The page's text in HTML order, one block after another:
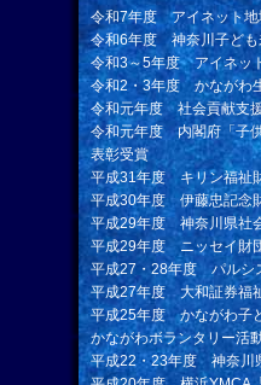
令和7年度 アイネット地
令和6年度 神奈川子ども
令和3～5年度 アイネッ
令和2・3年度 かながわ
令和元年度 社会貢献支
令和元年度 内閣府「子
表彰受賞
平成31年度 キリン福祉
平成30年度 伊藤忠記念
平成29年度 神奈川県社
平成29年度 ニッセイ財
平成27・28年度 パルシ
平成27年度 大和証券福
平成25年度 かながわ子
かながわボランタリー活
平成22・23年度 神奈川